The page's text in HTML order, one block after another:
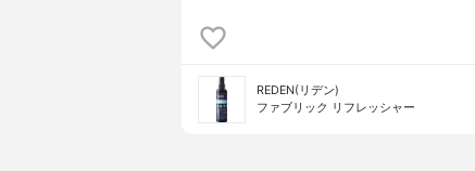
REDEN(リデン)
ファブリック リフレッシャー